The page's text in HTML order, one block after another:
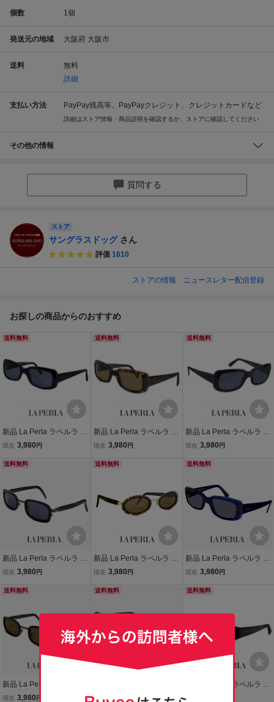
個数 1個
発送元の地域 大阪府 大阪市
送料
無料
詳細
支払い方法 PayPay残高等、PayPayクレジット、クレジットカードなど
詳細はストア情報・商品説明を確認するか、ストアに確認してください
その他の情報
質問する
ストア
サングラスドッグ さん
評価 1610
ストアの情報 ニュースレター配信登録
お探しの商品からのおすすめ
送料無料
新品 La Perla ラペルラ サ
ングラス spe008 700 ス
ズ ユニセックスモデル フ
現在 3,980 円
送料無料
新品 La Perla ラペルラ サ
ングラス spe011 722 ス
ズ ユニセックスモデル フ
現在 3,980 円
送料無料
新品 La Perla ラペルラ サ
ングラス spe017 700 ス
ズ ユニセックスモデル フ
ク
現在 3,980 円
送料無料
新品 La Perla ラペルラ サ
ングラス spe503-700 レ
クスモデル スクエア 型 セ
現在 3,980 円
送料無料
新品 La Perla ラペルラ サ
ングラス spe502 223 オ
ズ ユニセックスモデル フ
現在 3,980 円
送料無料
新品 La Perla ラペルラ サ
ングラス spe011-955 ス
ズ ユニセックスモデル イ
ラー
現在 3,980 円
送料無料
新品 La Perla ラペルラ サ
ングラス spe503-722 レ
現在 3,980 円
送料無料
ングラス spe011-954 ス
現在 3,980円
送料無料
新品 La Perla ラペルラ サ
現在